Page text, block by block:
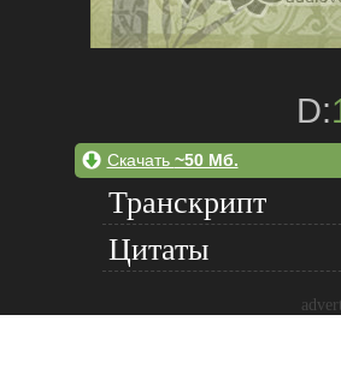
D:
Скачать ~50 Мб.
Транскрипт
Цитаты